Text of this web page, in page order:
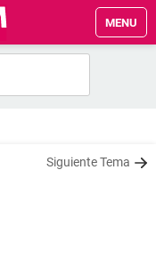
MENU
Siguiente Tema